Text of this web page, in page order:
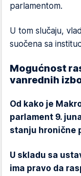
parlamentom.
U tom slučaju,
suočena sa
Mogućnost
vanrednih
Od kako je
parlament 9.
stanju hronične
U skladu sa
ima pravo da